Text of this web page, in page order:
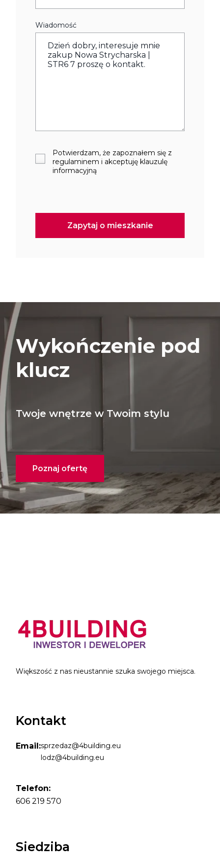
Wiadomość
Potwierdzam, że zapoznałem się z
regulaminem i akceptuję klauzulę
informacyjną
Wykończenie pod
klucz
Twoje wnętrze w Twoim stylu
Poznaj ofertę
Większość z nas nieustannie szuka swojego miejsca.
Kontakt
Email:sprzedaz@4building.eu
lodz@4building.eu
Telefon:
606 219 570
Siedziba